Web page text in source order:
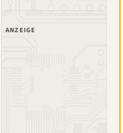
ANZEIGE